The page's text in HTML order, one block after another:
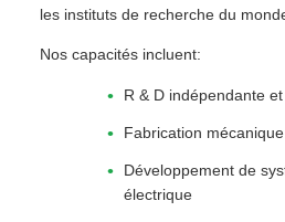
les instituts de recherche du
Nos capacités incluent:
R & D indépendante
Fabrication
Développement de
électrique